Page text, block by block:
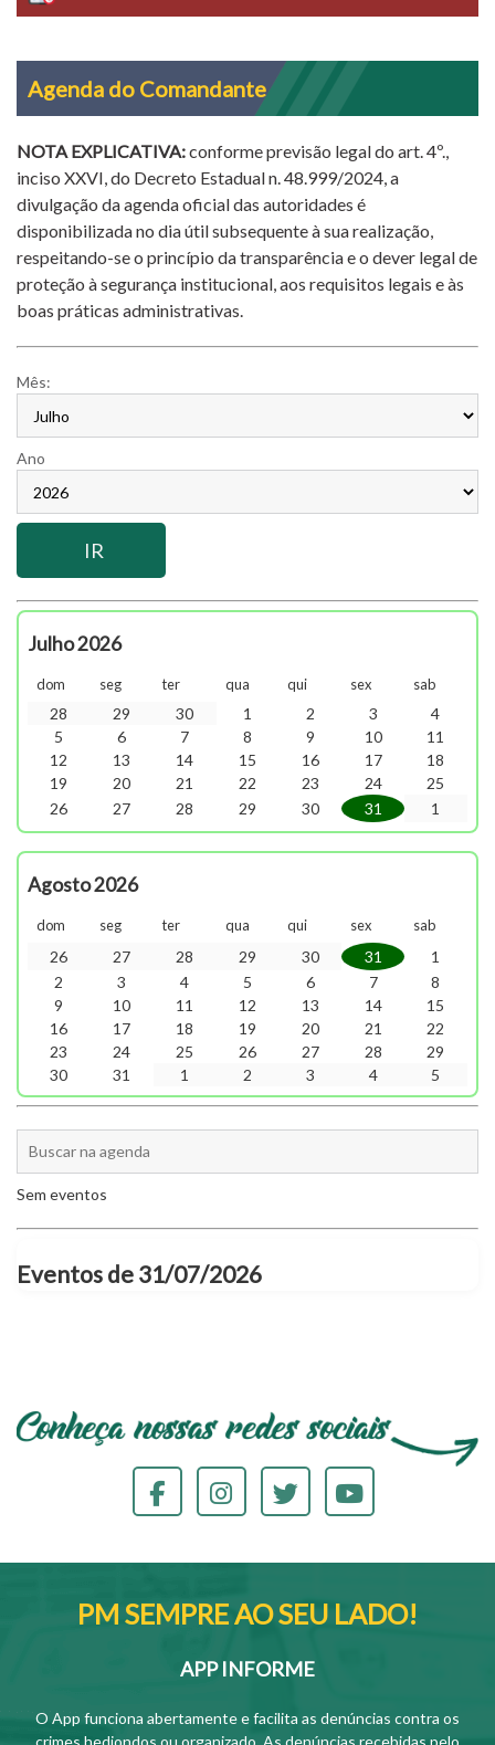
Agenda do Comandante
NOTA EXPLICATIVA:conforme previsão legal do art. 4º.,
inciso XXVI, do Decreto Estadual n. 48.999/2024, a
divulgação da agenda oficial das autoridades é
disponibilizada no dia útil subsequente à sua realização,
respeitando-se o princípio da transparência e o dever legal de
proteção à segurança institucional, aos requisitos legais e às
boas práticas administrativas.
Mês:
Ano
Julho 2026
dom seg ter qua qui sex sab
28 29 30 1 2 3
4
5
6 7 8 9 10
11
12
13 14 15 16 17
18
19
20 21 22 23 24
25
26
27 28 29 30 31 1
Agosto 2026
dom seg ter qua qui sex sab
26 27 28 29 30 31
1
2
3 4 5 6 7
8
9
10 11 12 13 14
15
16
17 18 19 20 21
22
23
24 25 26 27 28
29
30
31 1 2 3 4 5
Sem eventos
Eventos de 31/07/2026
PM SEMPRE AO SEU LADO!
APP INFORME
O App funciona abertamente e facilita as denúncias contra os